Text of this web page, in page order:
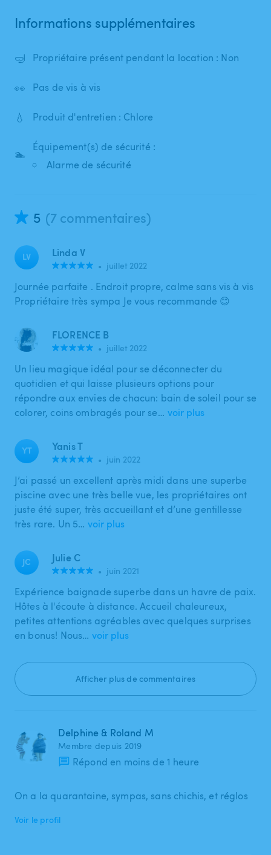
Informations supplémentaires
🤿 Propriétaire présent pendant la location : Non
👀 Pas de vis à vis
💧 Produit d'entretien : Chlore
🏊
Équipement(s) de sécurité :
Alarme de sécurité
5 (7 commentaires)
LV Linda V
• juillet 2022
Journée parfaite . Endroit propre, calme sans vis à vis
Propriétaire très sympa Je vous recommande 😊
FLORENCE B
• juillet 2022
Un lieu magique idéal pour se déconnecter du
quotidien et qui laisse plusieurs options pour
répondre aux envies de chacun: bain de soleil pour se
colorer, coins ombragés pour se… voir plus
YT Yanis T
• juin 2022
J’ai passé un excellent après midi dans une superbe
piscine avec une très belle vue, les propriétaires ont
juste été super, très accueillant et d’une gentillesse
très rare. Un 5… voir plus
JC Julie C
• juin 2021
Expérience baignade superbe dans un havre de paix.
Hôtes à l'écoute à distance. Accueil chaleureux,
petites attentions agréables avec quelques surprises
en bonus! Nous… voir plus
Afficher plus de commentaires
Delphine & Roland M
Membre depuis 2019
Répond en moins de 1 heure
On a la quarantaine, sympas, sans chichis, et réglos
Voir le profil